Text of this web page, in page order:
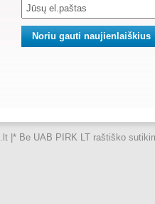
| * Be UAB PIRK LT raštiško